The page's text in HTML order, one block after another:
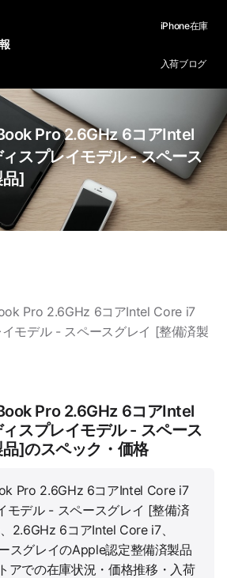
iPhone在庫
入荷ブログ
Pro 2.6GHz 6コアIntel
スプレイモデル - スペース
品]
Pro 2.6GHz 6コアIntel Core i7
モデル - スペースグレイ [整備済製
Pro 2.6GHz 6コアIntel
スプレイモデル - スペース
]のスペック・価格
Pro 2.6GHz 6コアIntel Core i7
モデル - スペースグレイ [整備済
2.6GHz 6コアIntel Core i7、
スグレイのApple認定整備済製品
アでの在庫状況・価格推移・入荷